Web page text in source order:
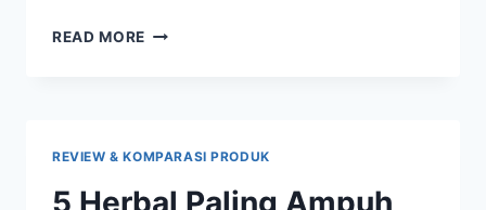
READ MORE MENGAPA
UNTUK
REVIEW & KOMPARASI PRODUK
5 Herbal Paling Ampuh